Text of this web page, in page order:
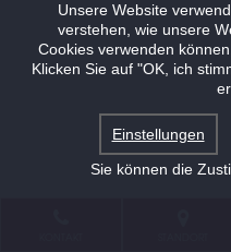
Unsere Website
verstehen, wie unsere
Cookies verwenden
Klicken Sie auf "OK, ich
Einstellungen
Sie können die